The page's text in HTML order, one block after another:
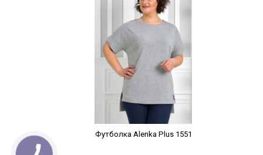
Футболка Alenka Plus 1551